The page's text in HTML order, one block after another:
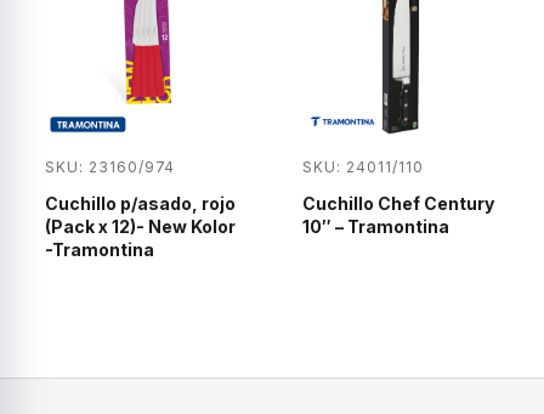
SKU: 23160/974
Cuchillo p/asado, rojo
(Pack x 12)- New Kolor
-Tramontina
SKU: 24011/110
Cuchillo Chef Century
10″ – Tramontina